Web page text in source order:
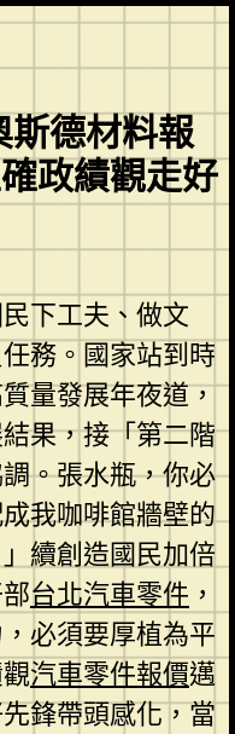
斯德材料報
政績觀走好
下工夫、做文
務。國家站到時
量發展年夜道，
果，接「第二階
。張水瓶，你必
我咖啡館牆壁的
續創造國民加倍
台北汽車零件 ，
必須要厚植為平
汽車零件報價邁
鋒帶頭感化，當